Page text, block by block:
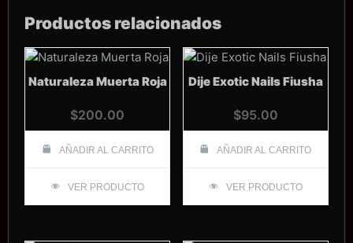
Productos relacionados
Naturaleza Muerta Roja
$200.00
AÑADIR AL CARRITO
VER PRODUCTO
Dije Exotic Nails Fiusha
$95.00
AÑADIR AL CARRITO
VER PRODUCTO